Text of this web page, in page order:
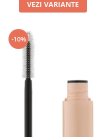
VEZI VARIANTE
-10%